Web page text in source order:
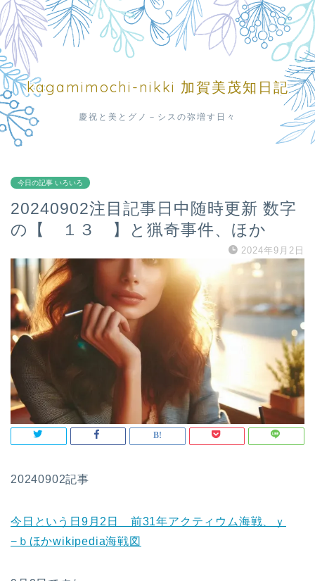
kagamimochi-nikki 加賀美茂知日記
慶祝と美とグノ－シスの弥増す日々
今日の記事 いろいろ
20240902注目記事日中随時更新 数字
の【 １３ 】と猟奇事件、ほか
2024年9月2日
20240902記事
今日という日9月2日 前31年アクティウム海戦、ｙ
−ｂほかwikipedia海戦図